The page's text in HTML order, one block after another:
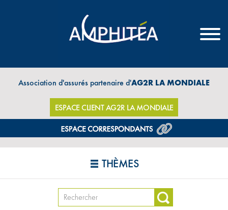
Association d'assurés partenaire d'AG2R LA MONDIALE
ESPACE CLIENT AG2R LA MONDIALE
THÈMES